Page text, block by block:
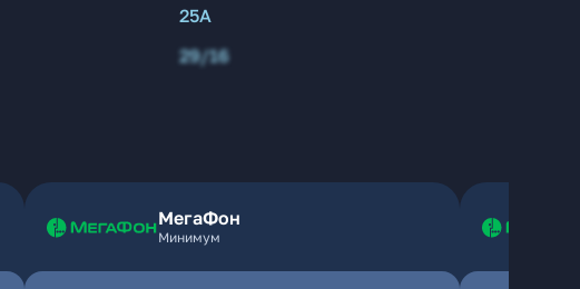
25А
29/16
МегаФон
Минимум